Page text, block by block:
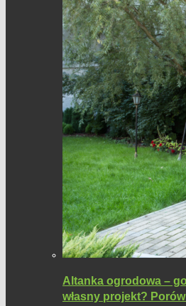
Altanka ogrodowa –
własny projekt?